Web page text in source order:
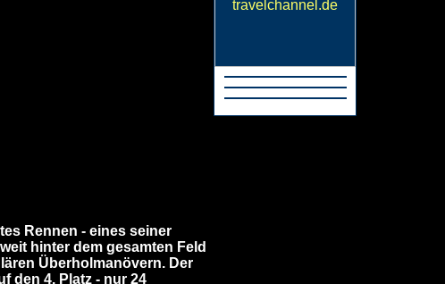
Rennen - eines seiner
hinter dem gesamten Feld
Überholmanövern. Der
den 4. Platz - nur 24